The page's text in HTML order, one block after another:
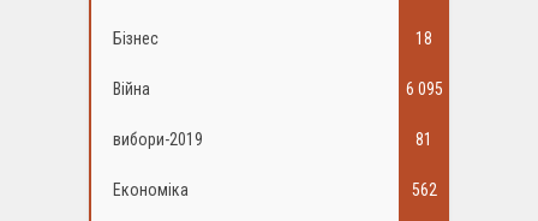
Бізнес 18
Війна 6 095
вибори-2019 81
Економіка 562